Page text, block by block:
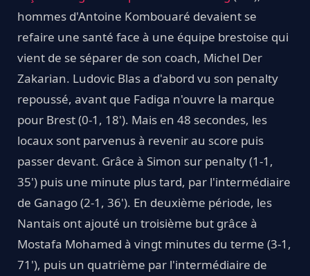
hommes d'Antoine Kombouaré devaient se
refaire une santé face à une équipe brestoise qui
vient de se séparer de son coach, Michel Der
Zakarian. Ludovic Blas a d'abord vu son penalty
repoussé, avant que Fadiga n'ouvre la marque
pour Brest (0-1, 18'). Mais en 48 secondes, les
locaux sont parvenus à revenir au score puis
passer devant. Grâce à Simon sur penalty (1-1,
35') puis une minute plus tard, par l'intermédiaire
de Ganago (2-1, 36'). En deuxième période, les
Nantais ont ajouté un troisième but grâce à
Mostafa Mohamed à vingt minutes du terme (3-1,
71'), puis un quatrième par l'intermédiaire de